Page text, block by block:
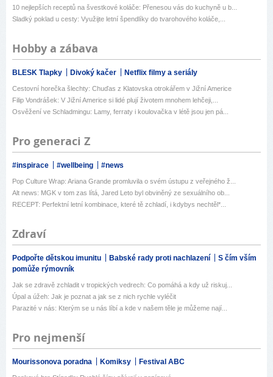
10 nejlepších receptů na švestkové koláče: Přenesou vás do kuchyně u b...
Sladký poklad u cesty: Využijte letní špendlíky do tvarohového koláče,...
Hobby a zábava
BLESK Tlapky Divoký kačer Netflix filmy a seriály
Cestovní horečka šlechty: Chuďas z Klatovska otrokářem v Jižní Americe
Filip Vondrášek: V Jižní Americe si lidé plují životem mnohem lehčeji,...
Osvěžení ve Schladmingu: Lamy, ferraty i koulovačka v létě jsou jen pá...
Pro generaci Z
#inspirace #wellbeing #news
Pop Culture Wrap: Ariana Grande promluvila o svém ústupu z veřejného ž...
Alt news: MGK v tom zas lítá, Jared Leto byl obviněný ze sexuálního ob...
RECEPT: Perfektní letní kombinace, které tě zchladí, i kdybys nechtěl*...
Zdraví
Podpořte dětskou imunitu Babské rady proti nachlazení
S čím vším
pomůže rýmovník
Jak se zdravě zchladit v tropických vedrech: Co pomáhá a kdy už riskuj...
Úpal a úžeh: Jak je poznat a jak se z nich rychle vyléčit
Parazité v nás: Kterým se u nás líbí a kde v našem těle je můžeme nají...
Pro nejmenší
Mourissonova poradna Komiksy Festival ABC